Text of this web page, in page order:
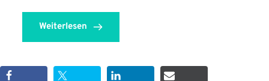
Weiterlesen